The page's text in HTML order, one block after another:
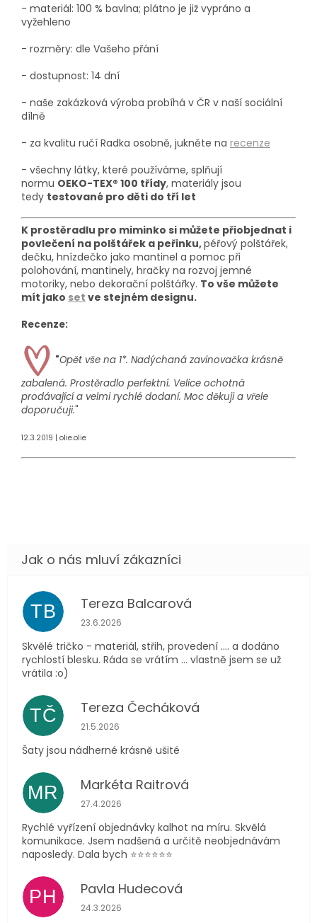
- materiál: 100 % bavlna; plátno je již vypráno a
vyžehleno
- rozměry: dle Vašeho přání
- dostupnost: 14 dní
- naše zakázková výroba probíhá v ČR v naší sociální
dílně
- za kvalitu ručí Radka osobně, jukněte na recenze
- všechny látky, které používáme, splňují
normu OEKO-TEX® 100 třídy, materiály jsou
tedy testované pro děti do tří let
K prostěradlu pro miminko si můžete přiobjednat i
povlečení na polštářek a peřinku,péřový polštářek,
dečku, hnízdečko jako mantinel a pomoc při
polohování, mantinely, hračky na rozvoj jemné
motoriky, nebo dekorační polštářky. To vše můžete
mít jako set ve stejném designu.
Recenze:
"Opět vše na 1*. Nadýchaná zavinovačka krásně
zabalená. Prostěradlo perfektní. Velice ochotná
prodávající a velmi rychlé dodaní. Moc děkuji a vřele
doporučuji."
12.3.2019 | olie.olie
TB Tereza Balcarová
Hodnocení obchodu je 5 z 5 hvězdiček.
23.6.2026
Skvělé tričko - materiál, střih, provedení .... a dodáno
rychlostí blesku. Ráda se vrátím ... vlastně jsem se už
vrátila :o)
TČ Tereza Čecháková
Hodnocení obchodu je 5 z 5 hvězdiček.
21.5.2026
Šaty jsou nádherné krásně ušité
MR Markéta Raitrová
Hodnocení obchodu je 5 z 5 hvězdiček.
27.4.2026
Rychlé vyřízení objednávky kalhot na míru. Skvělá
komunikace. Jsem nadšená a určitě neobjednávám
naposledy. Dala bych ⭐️⭐️⭐️⭐️⭐️⭐️
PH Pavla Hudecová
Hodnocení obchodu je 5 z 5 hvězdiček.
24.3.2026